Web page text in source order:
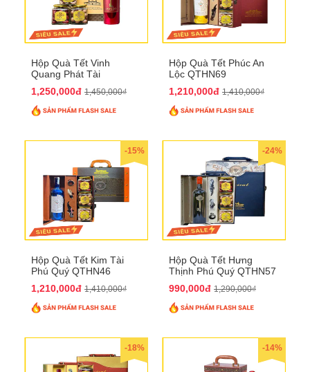
Hộp Quà Tết Vinh
Quang Phát Tài
1,250,000đ 1,450,000₫
Hộp Quà Tết Phúc An
Lộc QTHN69
1,210,000đ 1,410,000₫
-15%
Hộp Quà Tết Kim Tài
Phú Quý QTHN46
1,210,000đ 1,410,000₫
-24%
Hộp Quà Tết Hưng
Thịnh Phú Quý QTHN57
990,000đ 1,290,000₫
-18% -14%